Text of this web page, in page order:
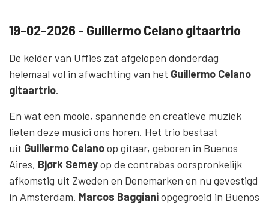
19-02-2026 - Guillermo Celano gitaartrio
De kelder van Uffies zat afgelopen donderdag
helemaal vol in afwachting van het Guillermo Celano
gitaartrio.
En wat een mooie, spannende en creatieve muziek
lieten deze musici ons horen. Het trio bestaat
uit Guillermo Celanoop gitaar, geboren in Buenos
Aires, Bjørk Semeyop de contrabas oorspronkelijk
afkomstig uit Zweden en Denemarken en nu gevestigd
in Amsterdam. Marcos Baggianiopgegroeid in Buenos